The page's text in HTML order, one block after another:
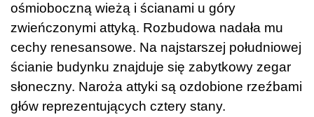
ośmioboczną wieżą i ścianami u góry
zwieńczonymi attyką. Rozbudowa nadała mu
cechy renesansowe. Na najstarszej południowej
ścianie budynku znajduje się zabytkowy zegar
słoneczny. Naroża attyki są ozdobione rzeźbami
głów reprezentujących cztery stany.